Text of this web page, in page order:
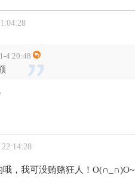
4 20:48
，我可没贿赂狂人！O(∩_∩)O~